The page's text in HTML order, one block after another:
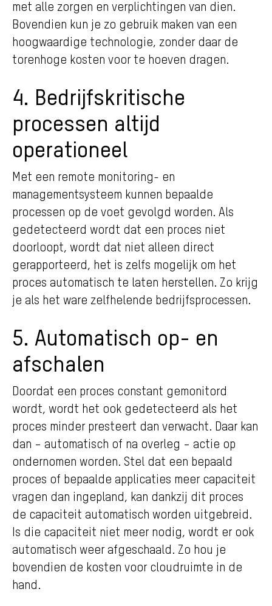
met alle zorgen en verplichtingen van dien.
Bovendien kun je zo gebruik maken van een
hoogwaardige technologie, zonder daar de
torenhoge kosten voor te hoeven dragen.
4. Bedrijfskritische
processen altijd
operationeel
Met een remote monitoring- en
managementsysteem kunnen bepaalde
processen op de voet gevolgd worden. Als
gedetecteerd wordt dat een proces niet
doorloopt, wordt dat niet alleen direct
gerapporteerd, het is zelfs mogelijk om het
proces automatisch te laten herstellen. Zo krijg
je als het ware zelfhelende bedrijfsprocessen.
5. Automatisch op- en
afschalen
Doordat een proces constant gemonitord
wordt, wordt het ook gedetecteerd als het
proces minder presteert dan verwacht. Daar kan
dan – automatisch of na overleg – actie op
ondernomen worden. Stel dat een bepaald
proces of bepaalde applicaties meer capaciteit
vragen dan ingepland, kan dankzij dit proces
de capaciteit automatisch worden uitgebreid.
Is die capaciteit niet meer nodig, wordt er ook
automatisch weer afgeschaald. Zo hou je
bovendien de kosten voor cloudruimte in de
hand.